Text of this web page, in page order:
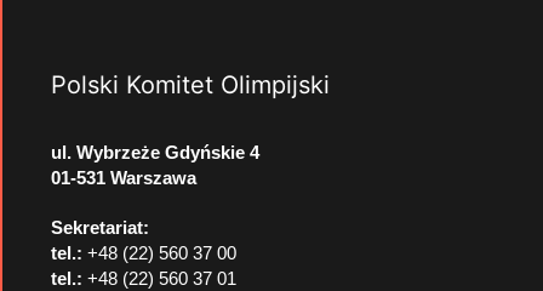
Polski Komitet Olimpijski
ul. Wybrzeże Gdyńskie 4
01-531 Warszawa
Sekretariat:
tel.: +48 (22) 560 37 00
tel.: +48 (22) 560 37 01